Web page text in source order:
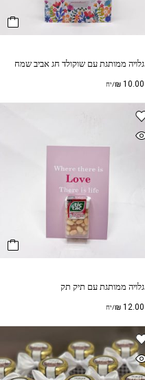
גלויה ממותגת עם שוקולד חג אביב שמח
₪10.00 /יח
גלויה ממותגת עם תיק תק
₪12.00 /יח